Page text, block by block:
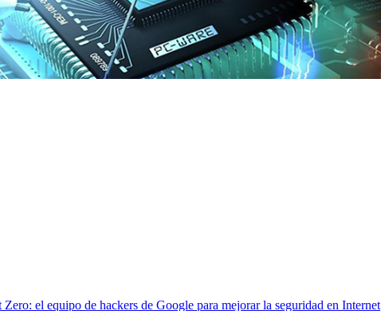
Zero: el equipo de hackers de Google para mejorar la seguridad en Internet